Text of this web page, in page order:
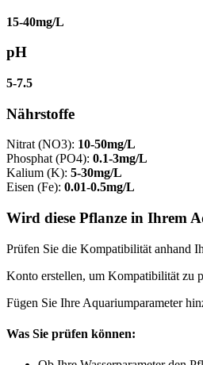
15-40mg/L
pH
5-7.5
Nährstoffe
Nitrat (NO3): 10-50mg/L
Phosphat (PO4): 0.1-3mg/L
Kalium (K): 5-30mg/L
Eisen (Fe): 0.01-0.5mg/L
Wird diese Pflanze in Ihrem
Prüfen Sie die Kompatibilität anhand
Konto erstellen, um Kompatibilität zu
Fügen Sie Ihre Aquariumparameter
Was Sie prüfen können: